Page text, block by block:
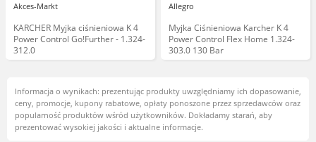
Akces-Markt
KARCHER Myjka ciśnieniowa K 4
Power Control Go!Further - 1.324-
312.0
Allegro
Myjka Ciśnieniowa Karcher K 4
Power Control Flex Home 1.324-
303.0 130 Bar
Informacja o wynikach: prezentując produkty uwzględniamy ich dopasowanie,
ceny, promocje, kupony rabatowe, opłaty ponoszone przez sprzedawców oraz
popularność produktów wśród użytkowników. Dokładamy starań, aby
prezentować wysokiej jakości i aktualne informacje.